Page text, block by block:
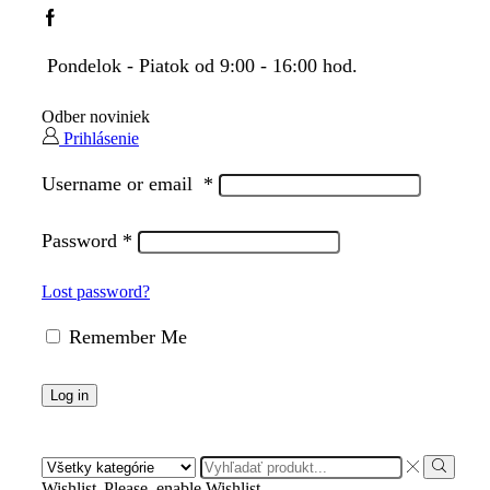
Facebook
Pondelok - Piatok od 9:00 - 16:00 hod.
Odber noviniek
Prihlásenie
Username or email *
Password *
Lost password?
Remember Me
Log in
Search
input
Search